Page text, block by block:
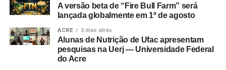
A versão beta de “Fire Bull Farm” será
lançada globalmente em 1º de agosto
ACRE 3 dias atrás
Alunas de Nutrição de Ufac apresentam
pesquisas na Uerj — Universidade Federal
do Acre